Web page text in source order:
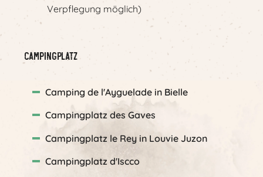
Verpflegung möglich)
Campingplatz
Camping de l'Ayguelade in Bielle
Campingplatz des Gaves
Campingplatz le Rey in Louvie Juzon
Campingplatz d'Iscco